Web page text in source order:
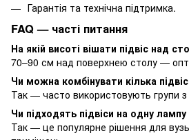
Гарантія та технічна підтримка.
FAQ — часті питання
На якій висоті вішати підвіс над
70–90 см над поверхнею столу —
Чи можна комбінувати кілька
Так — часто використовують групи з
Чи підходять підвіси на одну
Так — це популярне рішення для